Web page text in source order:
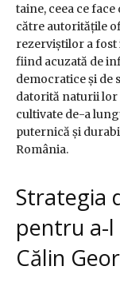
taine, ceea ce
către autoritățile
rezerviștilor a
fiind acuzată de
democratice și de
datorită naturii lor
cultivate de-a
puternică și
România.
Strategia
pentru a-l
Călin